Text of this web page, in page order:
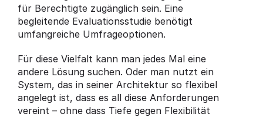
für Berechtigte zugänglich sein. Eine
begleitende Evaluationsstudie benötigt
umfangreiche Umfrageoptionen.
Für diese Vielfalt kann man jedes Mal eine
andere Lösung suchen. Oder man nutzt ein
System, das in seiner Architektur so flexibel
angelegt ist, dass es all diese Anforderungen
vereint – ohne dass Tiefe gegen Flexibilität